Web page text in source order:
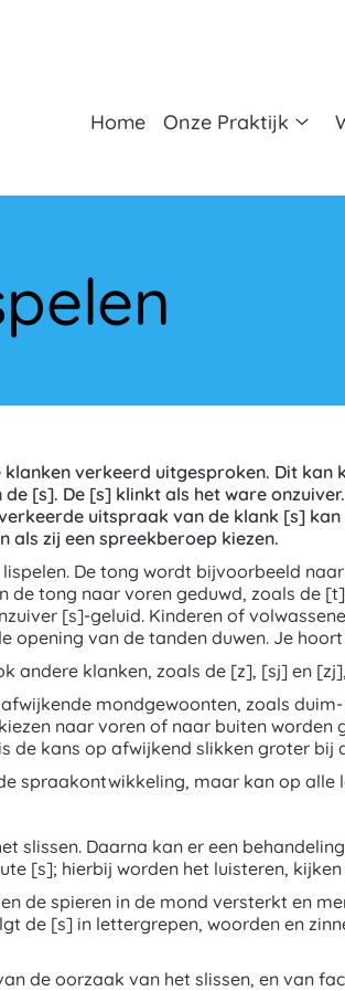
Home Onze Praktijk
verkeerd uitgesproken. Dit
[s]. De [s] klinkt als het ware
uitspraak van de klank [s]
als zij een spreekberoep kiezen.
De tong wordt bijvoorbeeld
de tong naar voren geduwd, zoals de
[s]-geluid. Kinderen of
opening van de tanden duwen. Je
andere klanken, zoals de [z], [sj] en
mondgewoonten, zoals
naar voren of naar buiten
de kans op afwijkend slikken groter bij
spraakontwikkeling, maar kan op alle
slissen. Daarna kan er een
[s]; hierbij worden het luisteren,
de spieren in de mond versterkt en
de [s] in lettergrepen, woorden en
de oorzaak van het slissen, en van